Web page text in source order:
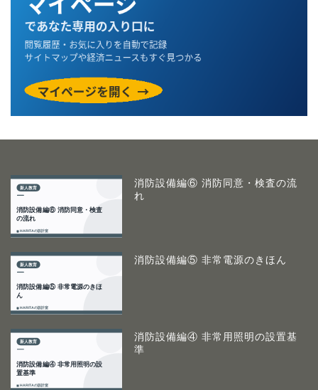
消防設備編⑥ 消防同意・検査の流
れ
消防設備編⑤ 非常電源のきほん
消防設備編④ 非常用照明の設置基
準